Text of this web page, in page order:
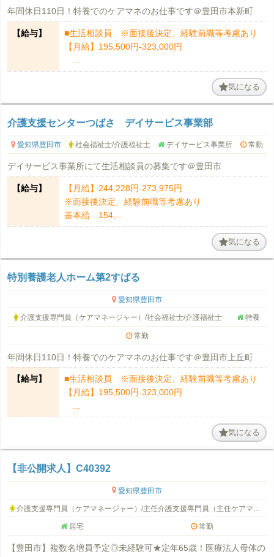
年間休日110日！特養でのケアマネのお仕事です＠豊田市本新町
【給与】
■生活相談員 ※面接後決定、経験前職等考慮あり
【月給】195,500円-323,000円
気になる
介護支援センターつばさ デイサービス事業部
愛知県豊田市 社会福祉士/介護福祉士 デイサービス事業所 常勤
デイサービス事業所にて生活相談員の募集です＠豊田市
【給与】
【月給】244,228円‐273,975円
※面接後決定、経験前職等考慮あり
基本給 154,...
気になる
特別養護老人ホーム第2すばる
愛知県豊田市
介護支援専門員（ケアマネージャー）/社会福祉士/介護福祉士 特養
常勤
年間休日110日！特養でのケアマネのお仕事です＠豊田市上丘町
【給与】
■生活相談員 ※面接後決定、経験前職等考慮あり
【月給】195,500円-323,000円
...
気になる
【非公開求人】C40392
愛知県豊田市
介護支援専門員（ケアマネージャー）/主任介護支援専門員（主任ケアマネージャー）
居宅 常勤
【豊田市】複数名増員予定◎未経験可★定年65歳！医療法人母体の